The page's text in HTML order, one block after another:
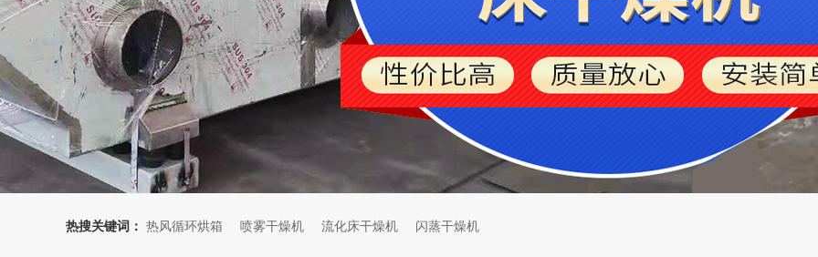
热搜关键词： 热风循环烘箱 喷雾干燥机 流化床干燥机 闪蒸干燥机